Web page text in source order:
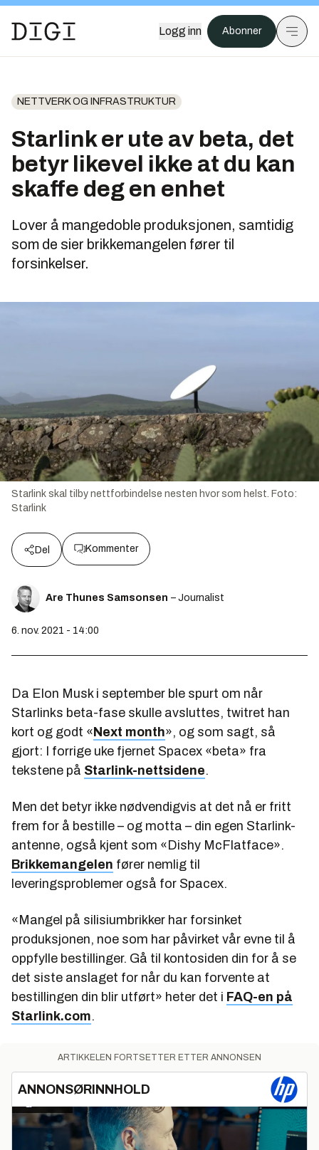
Logg inn Abonner
NETTVERK OG INFRASTRUKTUR
Starlink er ute av beta, det
betyr likevel ikke at du kan
skaffe deg en enhet
Lover å mangedoble produksjonen, samtidig
som de sier brikkemangelen fører til
forsinkelser.
Starlink skal tilby nettforbindelse nesten hvor som helst. Foto:
Starlink
Del Kommenter
Are Thunes Samsonsen – Journalist
6. nov. 2021 - 14:00
Da Elon Musk i september ble spurt om når
Starlinks beta-fase skulle avsluttes, twitret han
kort og godt «Next month», og som sagt, så
gjort: I forrige uke fjernet Spacex «beta» fra
tekstene på Starlink-nettsidene.
Men det betyr ikke nødvendigvis at det nå er fritt
frem for å bestille – og motta – din egen Starlink-
antenne, også kjent som «Dishy McFlatface».
Brikkemangelen fører nemlig til
leveringsproblemer også for Spacex.
«Mangel på silisiumbrikker har forsinket
produksjonen, noe som har påvirket vår evne til å
oppfylle bestillinger. Gå til kontosiden din for å se
det siste anslaget for når du kan forvente at
bestillingen din blir utført» heter det i FAQ-en på
Starlink.com.
ARTIKKELEN FORTSETTER ETTER ANNONSEN
ANNONSØRINNHOLD